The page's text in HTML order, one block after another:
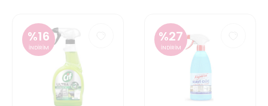
%16
İNDİRİM
%27
İNDİRİM